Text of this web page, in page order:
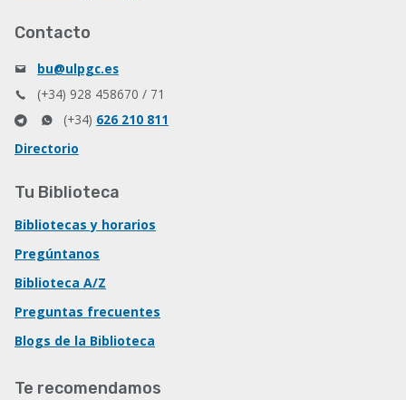
Contacto
bu@ulpgc.es
(+34) 928 458670 / 71
(+34) 626 210 811
Directorio
Tu Biblioteca
Bibliotecas y horarios
Pregúntanos
Biblioteca A/Z
Preguntas frecuentes
Blogs de la Biblioteca
Te recomendamos